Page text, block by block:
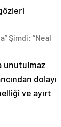
Şimdi: “Neal
unutulmaz
dolayı
ve ayırt